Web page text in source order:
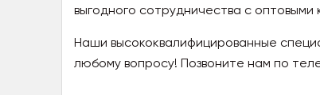
выгодного сотрудничества с
Наши высококвалифицированные
любому вопросу! Позвоните нам по